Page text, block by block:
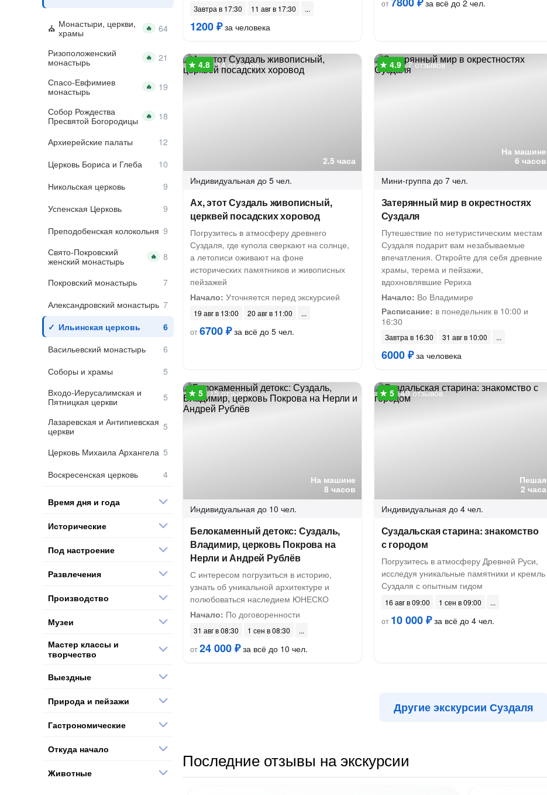
Завтра в 17:30 11 авг в 17:30
1200 ₽за человека
от
за всё до 2 чел.
2.5 часа
14 отзывов
Индивидуальная до 5 чел.
Ах, этот Суздаль живописный,
церквей посадских хоровод
Погрузитесь в атмосферу древнего
Суздаля, где купола сверкают на солнце,
а летописи оживают на фоне
исторических памятников и живописных
пейзажей
Начало: Уточняется перед экскурсией
19 авг в 13:00
20 авг в 11:00
от6700 ₽за всё до 5 чел.
На машине
6 часов
7 отзывов
Мини-группа до 7 чел.
Затерянный мир в окрестностях
Суздаля
Путешествие по нетуристическим местам
Суздаля подарит вам незабываемые
впечатления. Откройте для себя древние
храмы, терема и пейзажи,
вдохновлявшие Рериха
Начало: Во Владимире
Расписание: в понедельник в 10:00 и
16:30
Завтра в 16:30 31 авг в 10:00
6000 ₽за человека
На машине
8 часов
15 отзывов
Индивидуальная до 10 чел.
Белокаменный детокс: Суздаль,
Владимир, церковь Покрова на
Нерли и Андрей Рублёв
С интересом погрузиться в историю,
узнать об уникальной архитектуре и
полюбоваться наследием ЮНЕСКО
Начало: По договоренности
31 авг в 08:30
1 сен в 08:30
от24 000 ₽за всё до 10 чел.
Пешая
2 часа
49 отзывов
Индивидуальная до 4 чел.
Суздальская старина: знакомство
с городом
Погрузитесь в атмосферу Древней Руси,
исследуя уникальные памятники и кремль
Суздаля с опытным гидом
16 авг в 09:00
1 сен в 09:00
от 10 000 ₽за всё до 4 чел.
Другие экскурсии Суздаля
Последние отзывы на экскурсии
Монастыри, церкви,
храмы
🔥
Ризоположенский
монастырь
🔥
Спасо-Евфимиев
монастырь
🔥
Собор Рождества
Пресвятой Богородицы
🔥
Архиерейские палаты
Церковь Бориса и Глеба
Никольская церковь
Успенская Церковь
Преподобенская колокольня
Свято-Покровский
женский монастырь
🔥
Покровский монастырь
Александровский монастырь
Ильинская церковь
Васильевский монастырь
Соборы и храмы
Входо-Иерусалимская и
Пятницкая церкви
Лазаревская и Антипиевская
церкви
Церковь Михаила Архангела
Воскресенская церковь
Время дня и года
Исторические
Под настроение
Развлечения
Производство
Музеи
Мастер классы и
творчество
Выездные
Природа и пейзажи
Гастрономические
Откуда начало
Животные